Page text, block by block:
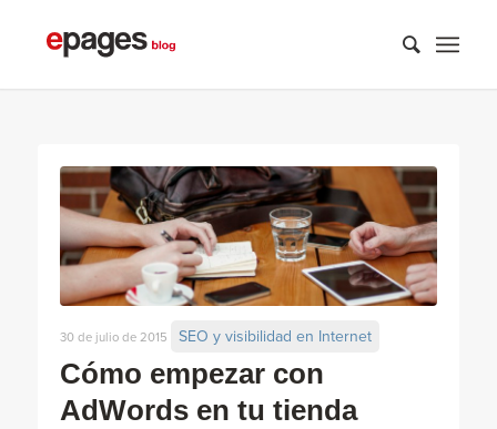
Cómo empezar con
AdWords en tu tienda
30 de julio de 2015 SEO y visibilidad en Internet